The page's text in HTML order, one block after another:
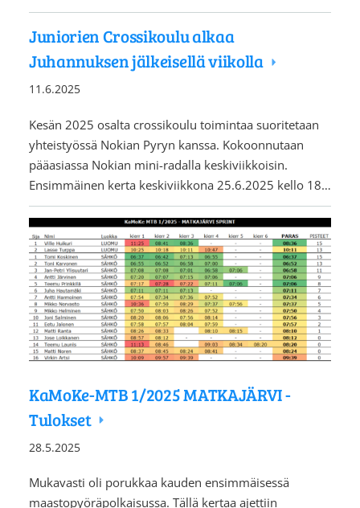
Juniorien Crossikoulu alkaa
Juhannuksen jälkeisellä viikolla
11.6.2025
Kesän 2025 osalta crossikoulu toimintaa suoritetaan
yhteistyössä Nokian Pyryn kanssa. Kokoonnutaan
pääasiassa Nokian mini-radalla keskiviikkoisin.
Ensimmäinen kerta keskiviikkona 25.6.2025 kello 18…
KaMoKe-MTB 1/2025 MATKAJÄRVI -
Tulokset
28.5.2025
Mukavasti oli porukkaa kauden ensimmäisessä
maastopyöräpolkaisussa. Tällä kertaa ajettiin